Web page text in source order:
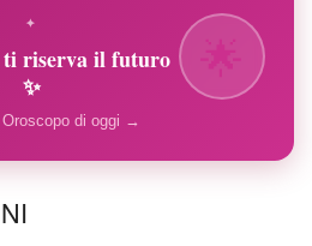
✦
ti riserva il futuro
✨
Oroscopo di oggi →